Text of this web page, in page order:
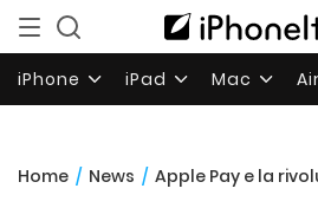
iPhone iPad Mac
Home / News / Apple Pay e la rivoluzione delle